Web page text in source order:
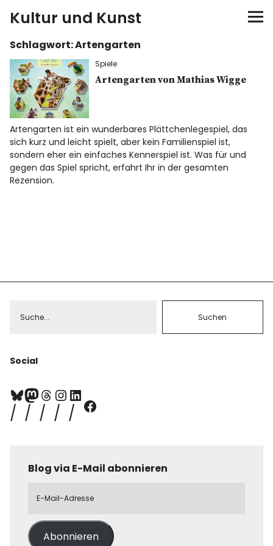
Kultur und Kunst
kultur & kunst
Ausstellungen
Spiele
Konzerte
Museen bei…
Schlagwort:Artengarten
Spiele
Artengarten von Mathias Wigge
Artengarten ist ein wunderbares Plättchenlegespiel, das
sich kurz und leicht spielt, aber kein Familienspiel ist,
sondern eher ein einfaches Kennerspiel ist. Was für und
gegen das Spiel spricht, erfahrt Ihr in der gesamten
Rezension.
Social
Blog via E-Mail abonnieren
Abonnieren